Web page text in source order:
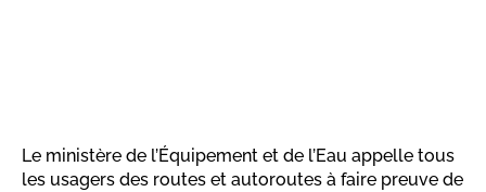
Le ministère de l’Équipement et de l’Eau appelle tous
les usagers des routes et autoroutes à faire preuve de